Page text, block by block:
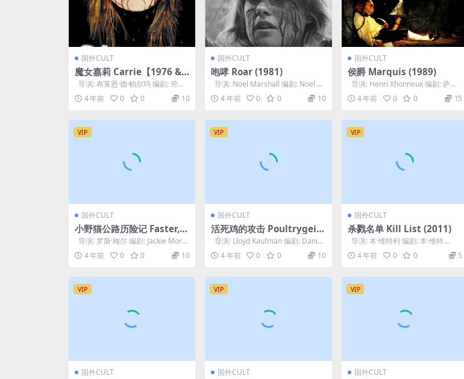
国外CULT
魔女嘉莉 Carrie【1976 & 2
013】
导演: 布莱恩·德·帕尔玛 编剧: 劳伦
斯·D·科昂 主演: 茜茜...
4 年前 0 0 10
国外CULT
咆哮 Roar (1981)
导演: Noel Marshall 编剧: Noel M
arsha...
4 年前 0 0 10
国外CULT
侯爵 Marquis (1989)
导演: Henri Xhonneux 编剧: 萨德
侯爵 / 洛朗·...
4 年前 0 0 15
VIP
国外CULT
小野猫公路历险记 Faster, P
ussycat! Kill! Kill! (1965)
导演: 罗斯·梅尔 编剧: Jackie Mora
n / 罗斯·梅...
4 年前 0 0 10
VIP
国外CULT
活死鸡的攻击 Poultrygeis
t: Night of the Chicken D
ead (2006)
导演: Lloyd Kaufman 编剧: Daniel
Bova...
4 年前 0 0 10
VIP
国外CULT
杀戮名单 Kill List (2011)
导演: 本·维特利 编剧: 本·维特
利 / 艾米·强姆 主演: 尼...
4 年前 0 0 5
VIP
国外CULT
VIP
国外CULT
VIP
国外CULT